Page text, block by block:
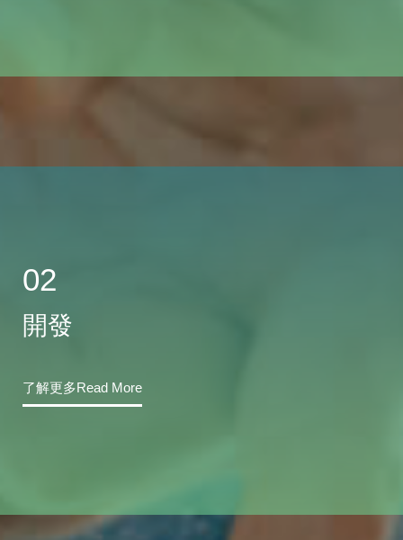
02
開發
了解更多Read More